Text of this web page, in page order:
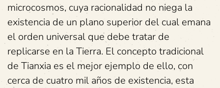
microcosmos, cuya racionalidad no niega la
existencia de un plano superior del cual emana
el orden universal que debe tratar de
replicarse en la Tierra. El concepto tradicional
de Tianxia es el mejor ejemplo de ello, con
cerca de cuatro mil años de existencia, esta